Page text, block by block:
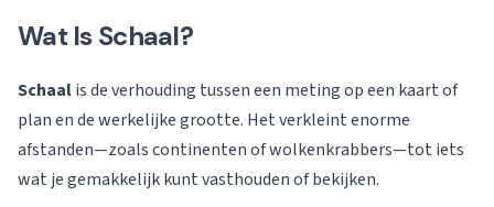
Wat Is Schaal?
Schaalis de verhouding tussen een meting op een kaart of
plan en de werkelijke grootte. Het verkleint enorme
afstanden—zoals continenten of wolkenkrabbers—tot iets
wat je gemakkelijk kunt vasthouden of bekijken.